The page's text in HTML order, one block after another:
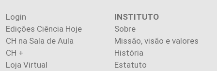
Login
Edições Ciência Hoje
CH na Sala de Aula
CH +
Loja Virtual
INSTITUTO
Sobre
Missão, visão e valores
História
Estatuto